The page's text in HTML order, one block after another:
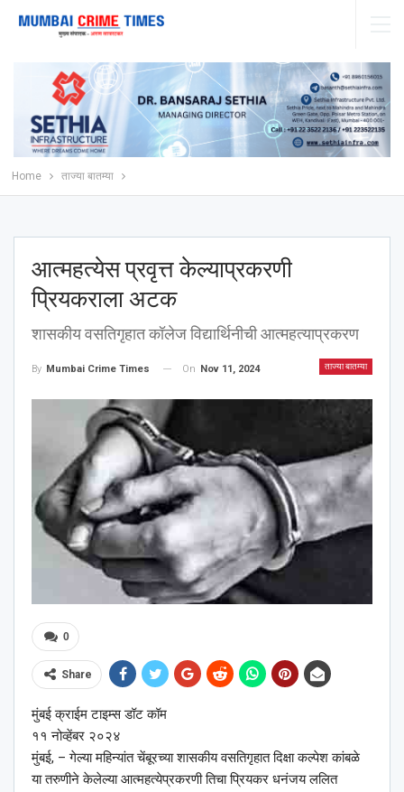
Home ताज्या बातम्या
आत्महत्येस प्रवृत्त केल्याप्रकरणी
प्रियकराला अटक
शासकीय वसतिगृहात कॉलेज विद्यार्थिनीची आत्महत्याप्रकरण
ताज्या बातम्या
By Mumbai Crime Times On Nov 11, 2024
0
Share
मुंबई क्राईम टाइम्स डॉट कॉम
११ नोव्हेंबर २०२४
मुंबई, – गेल्या महिन्यांत चेंबूरच्या शासकीय वसतिगृहात दिक्षा कल्पेश कांबळे
या तरुणीने केलेल्या आत्महत्येप्रकरणी तिचा प्रियकर धनंजय ललित